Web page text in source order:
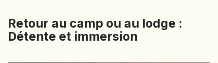
ZANZIBAR
Retour au camp ou au lodge :
Détente et immersion